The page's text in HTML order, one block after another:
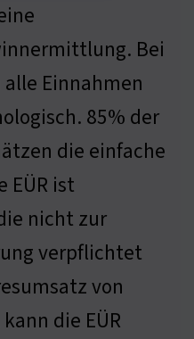
Bei
alle Einnahmen
85% der
die einfache
EÜR ist
nicht zur
verpflichtet
von
die EÜR